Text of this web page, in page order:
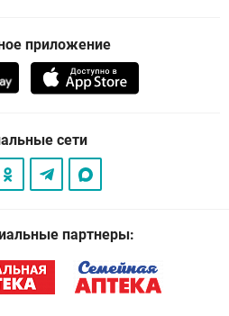
приложение
сети
партнеры: